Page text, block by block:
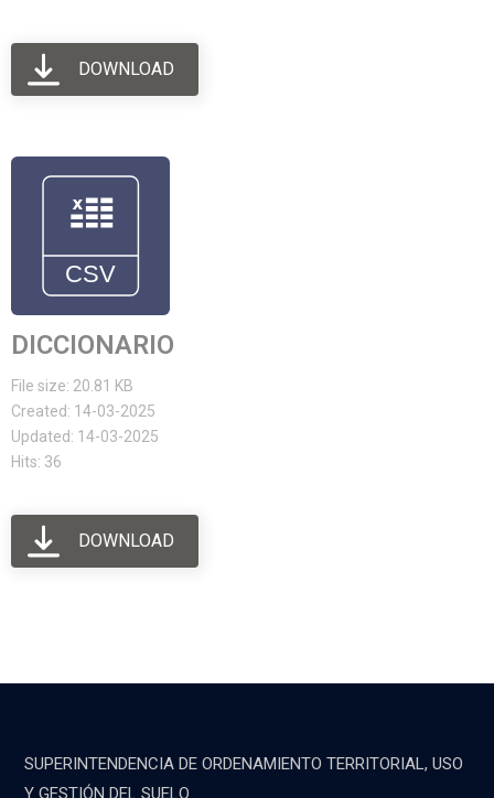
DOWNLOAD
DICCIONARIO
File size: 20.81 KB
Created: 14-03-2025
Updated: 14-03-2025
Hits: 36
DOWNLOAD
SUPERINTENDENCIA DE ORDENAMIENTO TERRITORIAL, USO
Y GESTIÓN DEL SUELO